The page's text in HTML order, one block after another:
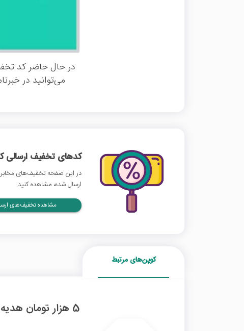
در حال حاضر کد
می‌توانید در
کدهای تخفیف ارسالی
در این صفحه تخفیف‌های
ارسال شده، مشاهده کنید.
مشاهده تخفیف‌های
کوپن‌های مرتبط
5 هزار تومان هدیه ثبت‌نام با کد معرف اومو